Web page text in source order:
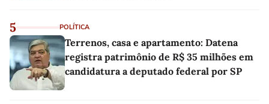
5 POLÍTICA
Terrenos, casa e apartamento: Datena
registra patrimônio de R$ 35 milhões em
candidatura a deputado federal por SP